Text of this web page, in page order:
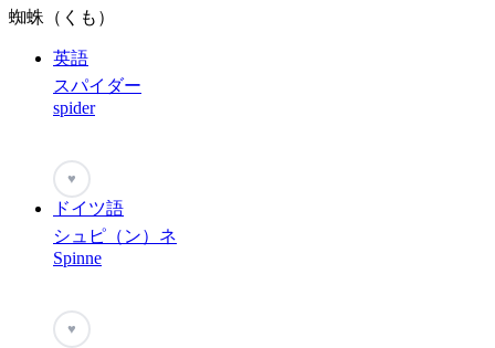
蜘蛛（くも）
英語
スパイダー
spider
♥
ドイツ語
シュピ（ン）ネ
Spinne
♥